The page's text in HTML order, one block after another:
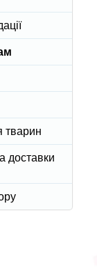
тварин
доставки